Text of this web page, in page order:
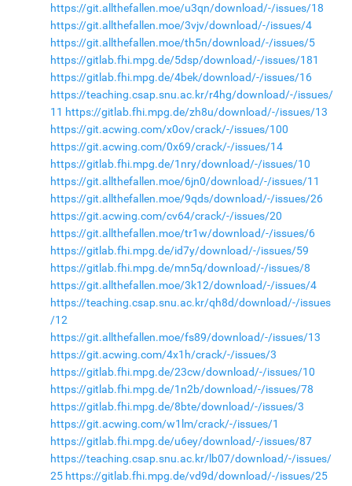
https://git.allthefallen.moe/u3qn/download/-/issues/18
https://git.allthefallen.moe/3vjv/download/-/issues/4
https://git.allthefallen.moe/th5n/download/-/issues/5
https://gitlab.fhi.mpg.de/5dsp/download/-/issues/181
https://gitlab.fhi.mpg.de/4bek/download/-/issues/16
https://teaching.csap.snu.ac.kr/r4hg/download/-/issues/
11 https://gitlab.fhi.mpg.de/zh8u/download/-/issues/13
https://git.acwing.com/x0ov/crack/-/issues/100
https://git.acwing.com/0x69/crack/-/issues/14
https://gitlab.fhi.mpg.de/1nry/download/-/issues/10
https://git.allthefallen.moe/6jn0/download/-/issues/11
https://git.allthefallen.moe/9qds/download/-/issues/26
https://git.acwing.com/cv64/crack/-/issues/20
https://git.allthefallen.moe/tr1w/download/-/issues/6
https://gitlab.fhi.mpg.de/id7y/download/-/issues/59
https://gitlab.fhi.mpg.de/mn5q/download/-/issues/8
https://git.allthefallen.moe/3k12/download/-/issues/4
https://teaching.csap.snu.ac.kr/qh8d/download/-/issues
/12
https://git.allthefallen.moe/fs89/download/-/issues/13
https://git.acwing.com/4x1h/crack/-/issues/3
https://gitlab.fhi.mpg.de/23cw/download/-/issues/10
https://gitlab.fhi.mpg.de/1n2b/download/-/issues/78
https://gitlab.fhi.mpg.de/8bte/download/-/issues/3
https://git.acwing.com/w1lm/crack/-/issues/1
https://gitlab.fhi.mpg.de/u6ey/download/-/issues/87
https://teaching.csap.snu.ac.kr/lb07/download/-/issues/
25 https://gitlab.fhi.mpg.de/vd9d/download/-/issues/25